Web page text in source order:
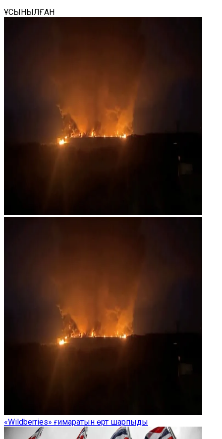
ҰСЫНЫЛҒАН
«Wildberries» ғимаратын өрт шарпыды